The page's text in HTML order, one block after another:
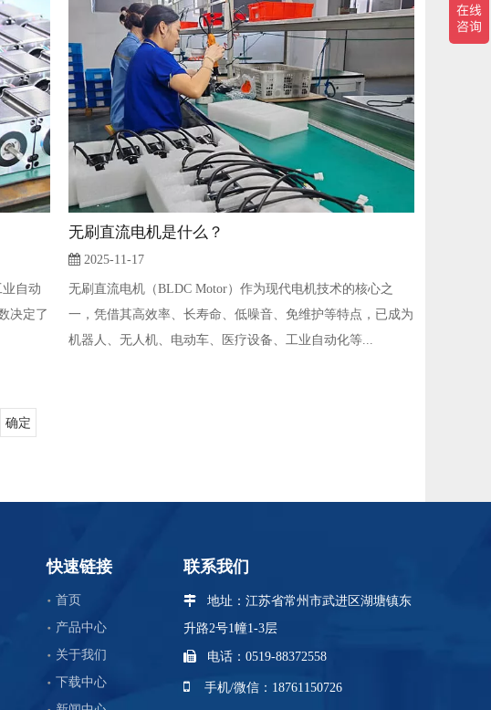
自动
决定了
无刷直流电机是什么？
2025-11-17
无刷直流电机（BLDC Motor）作为现代电机技术的核心之
一，凭借其高效率、长寿命、低噪音、免维护等特点，已成为
机器人、无人机、电动车、医疗设备、工业自动化等...
确定
快速链接
首页
产品中心
关于我们
下载中心
联系我们
 地址：江苏省常州市武进区湖塘镇东
升路2号1幢1-3层
 电话：0519-88372558
 手机/微信：18761150726